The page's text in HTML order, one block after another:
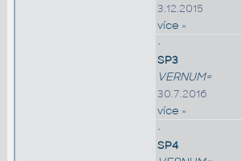
3.12.2015
více »
•
SP3
VERNUM=
30.7.2016
více »
•
SP4